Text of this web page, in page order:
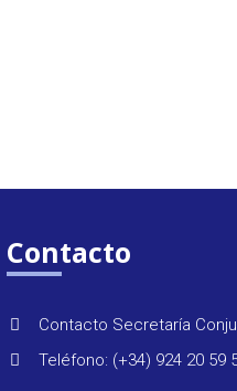
Contacto
Contacto Secretaría
Teléfono: (+34) 924 20 59